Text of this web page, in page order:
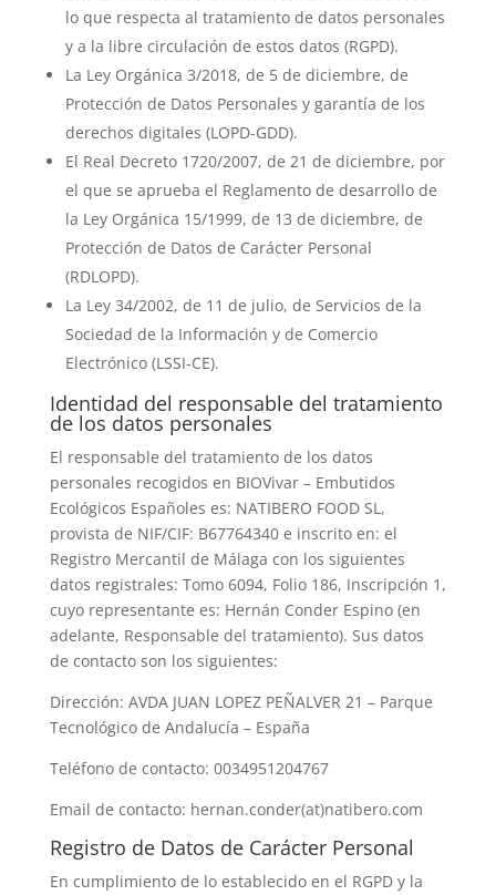
lo que respecta al tratamiento de datos personales
y a la libre circulación de estos datos (RGPD).
La Ley Orgánica 3/2018, de 5 de diciembre, de
Protección de Datos Personales y garantía de los
derechos digitales (LOPD-GDD).
El Real Decreto 1720/2007, de 21 de diciembre, por
el que se aprueba el Reglamento de desarrollo de
la Ley Orgánica 15/1999, de 13 de diciembre, de
Protección de Datos de Carácter Personal
(RDLOPD).
La Ley 34/2002, de 11 de julio, de Servicios de la
Sociedad de la Información y de Comercio
Electrónico (LSSI-CE).
Identidad del responsable del tratamiento
de los datos personales
El responsable del tratamiento de los datos
personales recogidos en BIOVivar – Embutidos
Ecológicos Españoles es: NATIBERO FOOD SL,
provista de NIF/CIF: B67764340e inscrito en: el
Registro Mercantil de Málaga con los siguientes
datos registrales: Tomo 6094, Folio 186, Inscripción 1 ,
cuyo representante es: Hernán Conder Espino(en
adelante, Responsable del tratamiento). Sus datos
de contacto son los siguientes:
Dirección: AVDA JUAN LOPEZ PEÑALVER 21 – Parque
Tecnológico de Andalucía – España
Teléfono de contacto: 0034951204767
Email de contacto: hernan.conder(at)natibero.com
Registro de Datos de Carácter Personal
En cumplimiento de lo establecido en el RGPD y la